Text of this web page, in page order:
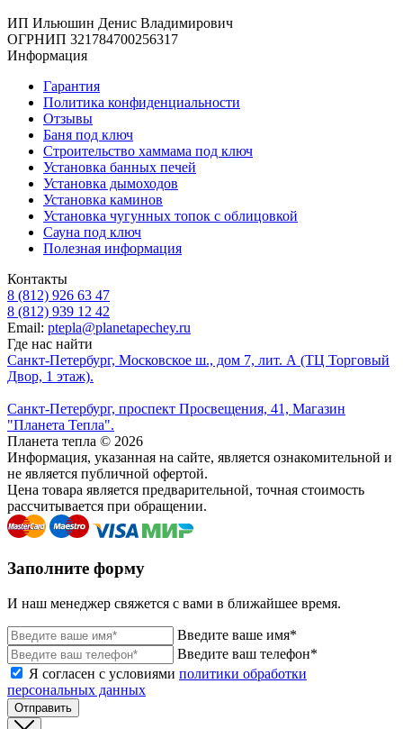
ИП Ильюшин Денис Владимирович
ОГРНИП 321784700256317
Информация
Гарантия
Политика конфиденциальности
Отзывы
Баня под ключ
Строительство хаммама под ключ
Установка банных печей
Установка дымоходов
Установка каминов
Установка чугунных топок с облицовкой
Сауна под ключ
Полезная информация
Контакты
8 (812) 926 63 47
8 (812) 939 12 42
Email: ptepla@planetapechey.ru
Где нас найти
Санкт-Петербург, Московское ш., дом 7, лит. А (ТЦ Торговый
Двор, 1 этаж).
Санкт-Петербург, проспект Просвещения, 41, Магазин
"Планета Тепла".
Планета тепла © 2026
Информация, указанная на сайте, является ознакомительной и
не является публичной офертой.
Цена товара является предварительной, точная стоимость
рассчитывается при обращении.
Заполните форму
И наш менеджер свяжется с вами в ближайшее время.
Введите ваше имя*
Введите ваш телефон*
Я согласен с условиями политики обработки
персональных данных
Отправить